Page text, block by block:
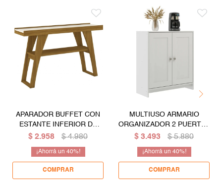
APARADOR BUFFET CON
ESTANTE INFERIOR DE
CALIDAD PREMIUN
$ 2.958 $ 4.980
40
MULTIUSO ARMARIO
ORGANIZADOR 2 PUERTAS
BLANCO
$ 3.493 $ 5.880
40